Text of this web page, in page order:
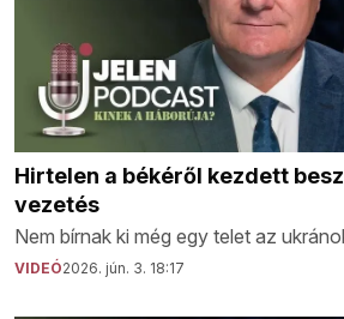
Hirtelen a békéről kezdett
vezetés
Nem bírnak ki még egy telet az
VIDEÓ2026. jún. 3. 18:17